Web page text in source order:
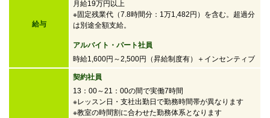
給与
月給19万円以上
※固定残業代（7.8時間分：1万1,482円）を含む。超過分
は別途全額支給。
アルバイト・パート社員
時給1,600円～2,500円
（昇給制度有）＋インセンティブ
契約社員
13：00～21：00の間で実働7時間
※レッスン日・支社出勤日で勤務時間帯が異なります
※教室の時間割に合わせた勤務体系となります